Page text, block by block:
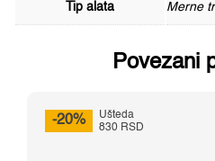
Tip alata Merne
Povezani
-20%
Ušteda
830 RSD